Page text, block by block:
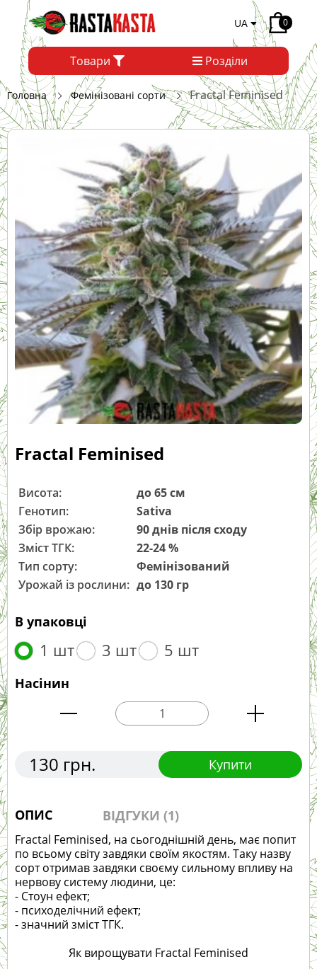
UA 0
Товари Розділи
Головна Фемінізовані сорти Fractal Feminised
Fractal Feminised
Висота:
до 65 см
Генотип:
Sativa
Збір врожаю:
90 днів після сходу
Зміст ТГК:
22-24 %
Тип сорту:
Фемінізований
Урожай із рослини: до 130 гр
В упаковці
1 шт 3 шт 5 шт
Насінин
130 грн. Купити
ОПИС ВІДГУКИ (1)
Fractal Feminised, на сьогоднішній день, має попит
по всьому світу завдяки своїм якостям. Таку назву
сорт отримав завдяки своєму сильному впливу на
нервову систему людини, це:
- Стоун ефект;
- психоделічний ефект;
- значний зміст ТГК.
Як вирощувати Fractal Feminised